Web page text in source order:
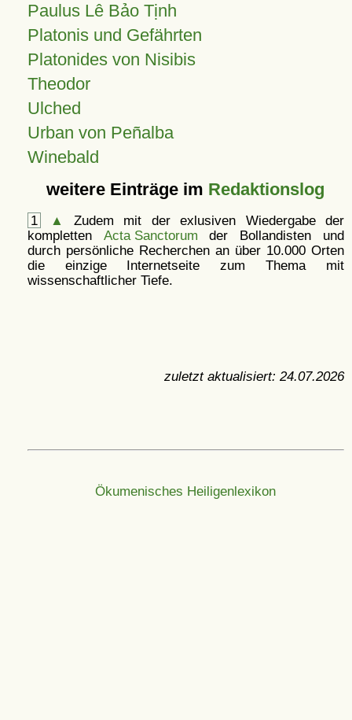
Paulus Lê Bảo Tịnh
Platonis und Gefährten
Platonides von Nisibis
Theodor
Ulched
Urban von Peñalba
Winebald
weitere Einträge im Redaktionslog
1 ▲
Zudem mit der exlusiven Wiedergabe der
kompletten Acta Sanctorum der Bollandisten und
durch persönliche Recherchen an über 10.000 Orten
die einzige Internetseite zum Thema mit
wissenschaftlicher Tiefe.
zuletzt aktualisiert: 24.07.2026
Ökumenisches Heiligenlexikon